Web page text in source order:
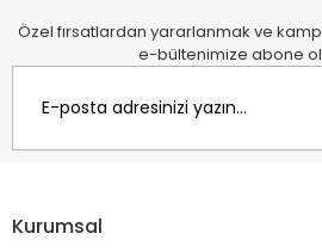
Özel fırsatlardan yararlanmak ve
e-bültenimize abone
Kurumsal